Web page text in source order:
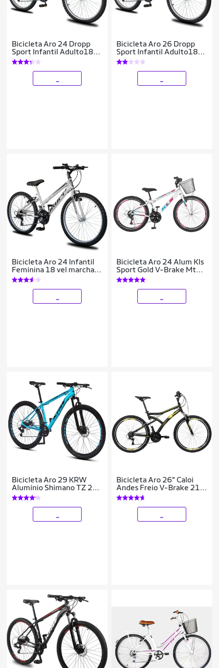
Bicicleta Aro 24 Dropp
Sport Infantil Adulto18
vel marchas Freio V-
Brake
Bicicleta Aro 26 Dropp
Sport Infantil Adulto18
vel marchas Freio V-
Brake
Bicicleta Aro 24 Infantil
Feminina 18 vel marchas
Dropp Sport Freio V-
Brake
Bicicleta Aro 24 Alum Kls
Sport Gold V-Brake Mtb
21V Feminina
Bicicleta Aro 29 KRW
Alumínio Shimano TZ 24
Vel Suspensão Freio a
Disco Mountain bike Ltx
Bicicleta Aro 26" Caloi
Andes Freio V-Brake 21
Marchas